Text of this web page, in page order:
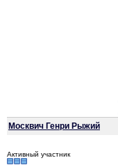
Москвич Генри Рыжий
Активный участник